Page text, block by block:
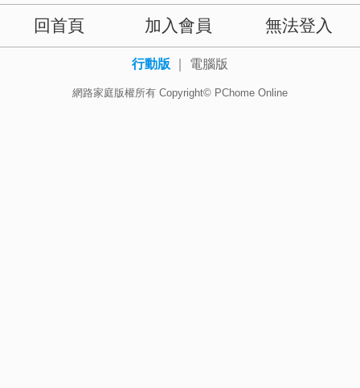
回首頁 加入會員 無法登入
行動版 電腦版
網路家庭版權所有 Copyright© PChome Online